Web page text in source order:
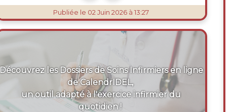
Publiée le 02 Juin 2026 à 13:27
Découvrez les Dossiers de Soins Infirmiers en ligne
de CalendrIDEL,
un outil adapté à l'exercice infirmier du
quotidien !